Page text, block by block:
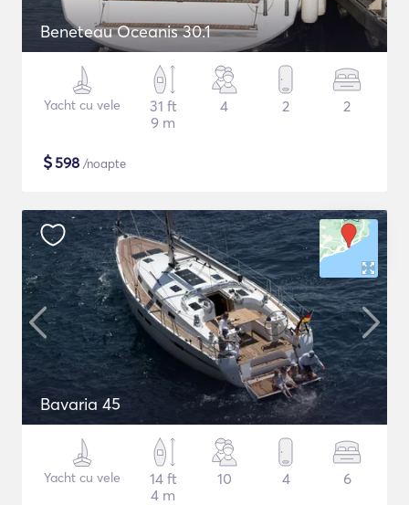
Beneteau Oceanis 30.1
Yacht cu vele
31 ft
9 m
4 2 2
$598 /noapte
Bavaria 45
Yacht cu vele
14 ft
4 m
10 4 6